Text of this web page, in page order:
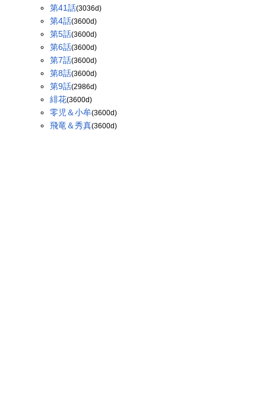
第41話(3036d)
第4話(3600d)
第5話(3600d)
第6話(3600d)
第7話(3600d)
第8話(3600d)
第9話(2986d)
緋花(3600d)
零児＆小牟(3600d)
飛竜＆秀真(3600d)